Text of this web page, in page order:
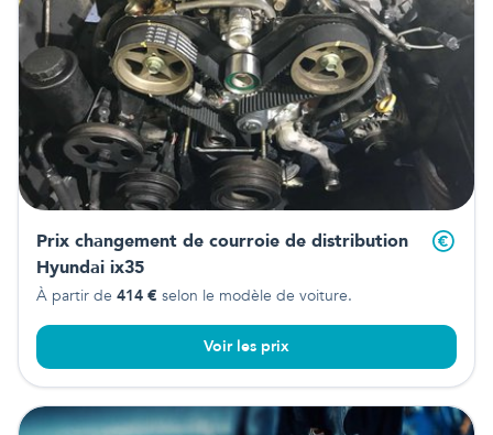
Prix changement de courroie de distribution
Hyundai ix35
À partir de 414 € selon le modèle de voiture.
Voir les prix